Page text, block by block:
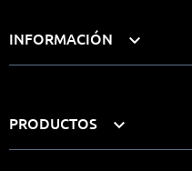
INFORMACIÓN 
PRODUCTOS 